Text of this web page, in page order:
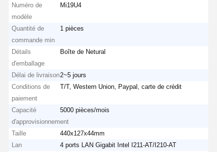
Numéro de
modèle
Mi19U4
Quantité de
commande min
1 pièces
Détails
d'emballage
Boîte de Netural
Délai de livraison2~5 jours
Conditions de
paiement
T/T, Western Union, Paypal, carte de crédit
Capacité
d'approvisionnement
5000 pièces/mois
Taille
440x127x44mm
Lan
4 ports LAN Gigabit Intel I211-AT/I210-AT